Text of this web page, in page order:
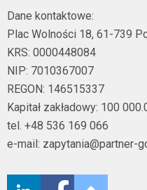
Dane kontaktowe:
Plac Wolności 18, 61-739
KRS: 0000448084
NIP: 7010367007
REGON: 146515337
Kapitał zakładowy: 100
tel. +48 536 169 066
e-mail: zapytania@partner-